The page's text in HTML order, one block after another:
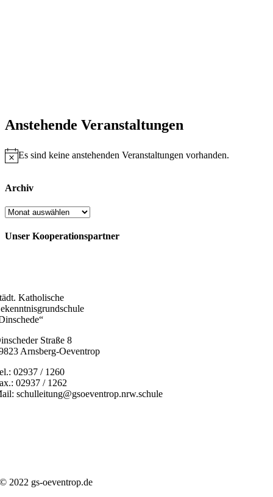
Anstehende Veranstaltungen
Hinweis
Es sind keine anstehenden Veranstaltungen vorhanden.
Archiv
Archiv
Unser Kooperationspartner
Katholische
Straße 8
Arnsberg-Oeventrop
02937 / 1260
02937 / 1262
schulleitung@gsoeventrop.nrw.schule
© 2022 gs-oeventrop.de